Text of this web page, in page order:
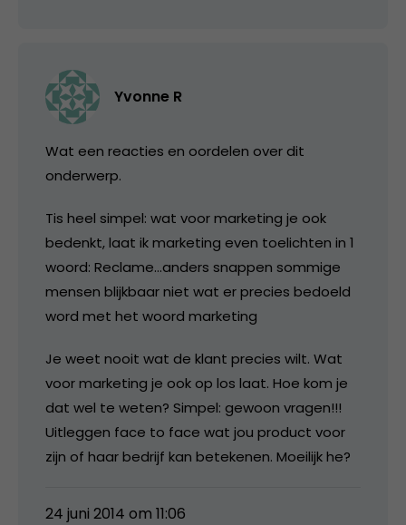
Yvonne R
Wat een reacties en oordelen over dit
onderwerp.
Tis heel simpel: wat voor marketing je ook
bedenkt, laat ik marketing even toelichten in 1
woord: Reclame…anders snappen sommige
mensen blijkbaar niet wat er precies bedoeld
word met het woord marketing
Je weet nooit wat de klant precies wilt. Wat
voor marketing je ook op los laat. Hoe kom je
dat wel te weten? Simpel: gewoon vragen!!!
Uitleggen face to face wat jou product voor
zijn of haar bedrijf kan betekenen. Moeilijk he?
24 juni 2014 om 11:06